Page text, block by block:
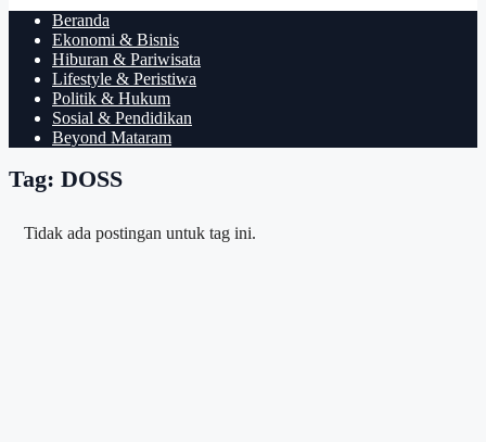
Beranda
Ekonomi & Bisnis
Hiburan & Pariwisata
Lifestyle & Peristiwa
Politik & Hukum
Sosial & Pendidikan
Beyond Mataram
Tag: DOSS
Tidak ada postingan untuk tag ini.